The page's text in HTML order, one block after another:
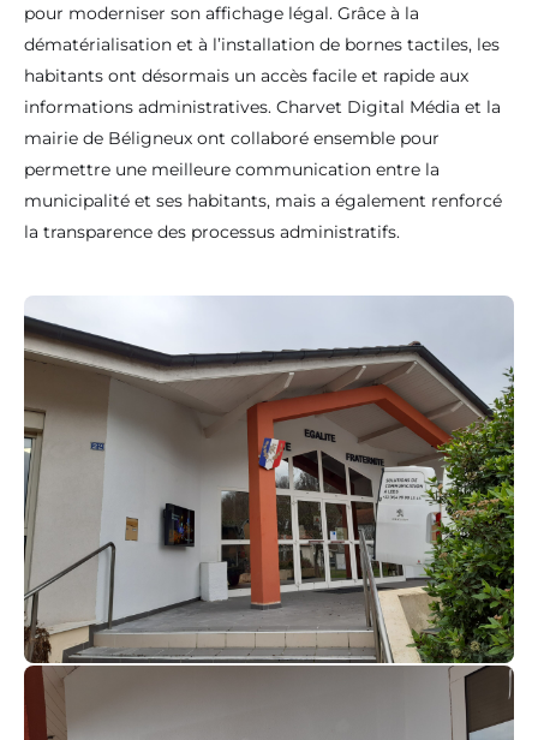
pour moderniser son affichage légal. Grâce à la
dématérialisation et à l’installation de bornes tactiles, les
habitants ont désormais un accès facile et rapide aux
informations administratives. Charvet Digital Média et la
mairie de Béligneux ont collaboré ensemble pour
permettre une meilleure communication entre la
municipalité et ses habitants, mais a également renforcé
la transparence des processus administratifs.
L'audace est locale.
Charvet
l'affiche
EN GRAND.
Salon des Maires & des
Collectivités Locales 2026
Du 24 au 26 novembre 2026 , Porte de Versailles,
découvrez comment un affichage nouvelle
génération informe, alerte et valorise votre territoire
au quotidien.